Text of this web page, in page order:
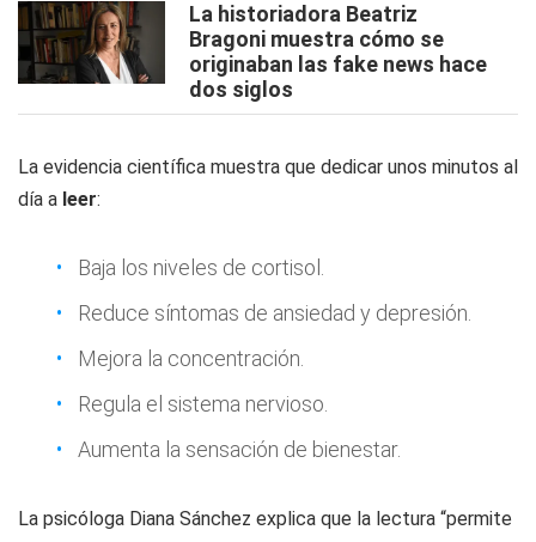
La historiadora Beatriz
Bragoni muestra cómo se
originaban las fake news hace
dos siglos
La evidencia científica muestra que dedicar unos minutos al
día a leer:
Baja los niveles de cortisol.
Reduce síntomas de ansiedad y depresión.
Mejora la concentración.
Regula el sistema nervioso.
Aumenta la sensación de bienestar.
La psicóloga Diana Sánchez explica que la lectura “permite